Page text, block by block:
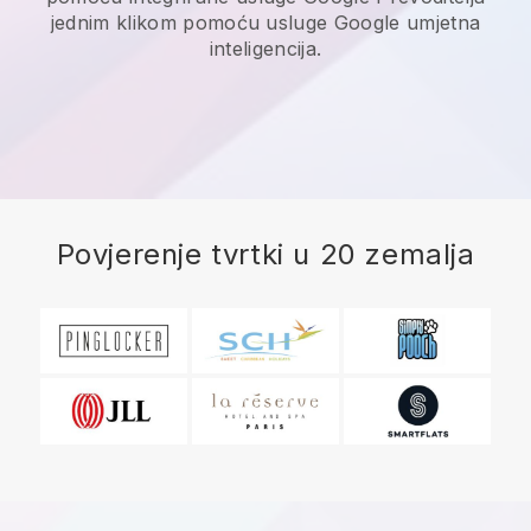
jednim klikom pomoću usluge Google umjetna
inteligencija.
Povjerenje tvrtki u 20 zemalja